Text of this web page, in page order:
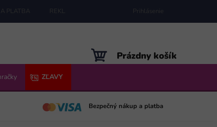
PLATBA REKLAMÁCIE MAPA SERVERU
Prihlásenie
NÁKUPNÝ
KOŠÍK
Prázdny košík
ZĽAVY
Bezpečný nákup a platba